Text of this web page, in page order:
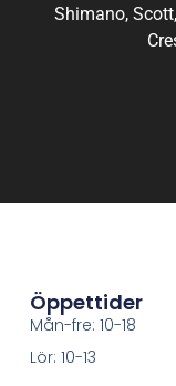
Shimano,
Öppettider
Mån-fre: 10-18
Lör: 10-13